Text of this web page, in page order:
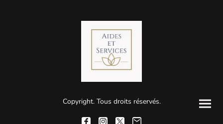
Copyright. Tous droits réservés.